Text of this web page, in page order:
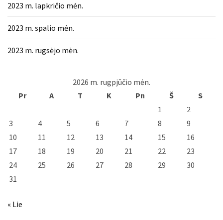
2023 m. lapkričio mėn.
2023 m. spalio mėn.
2023 m. rugsėjo mėn.
2026 m. rugpjūčio mėn.
Pr
A T K Pn Š
S
1
2
3
4 5 6 7 8
9
10
11 12 13 14 15
16
17
18 19 20 21 22
23
24
25 26 27 28 29
30
31
« Lie